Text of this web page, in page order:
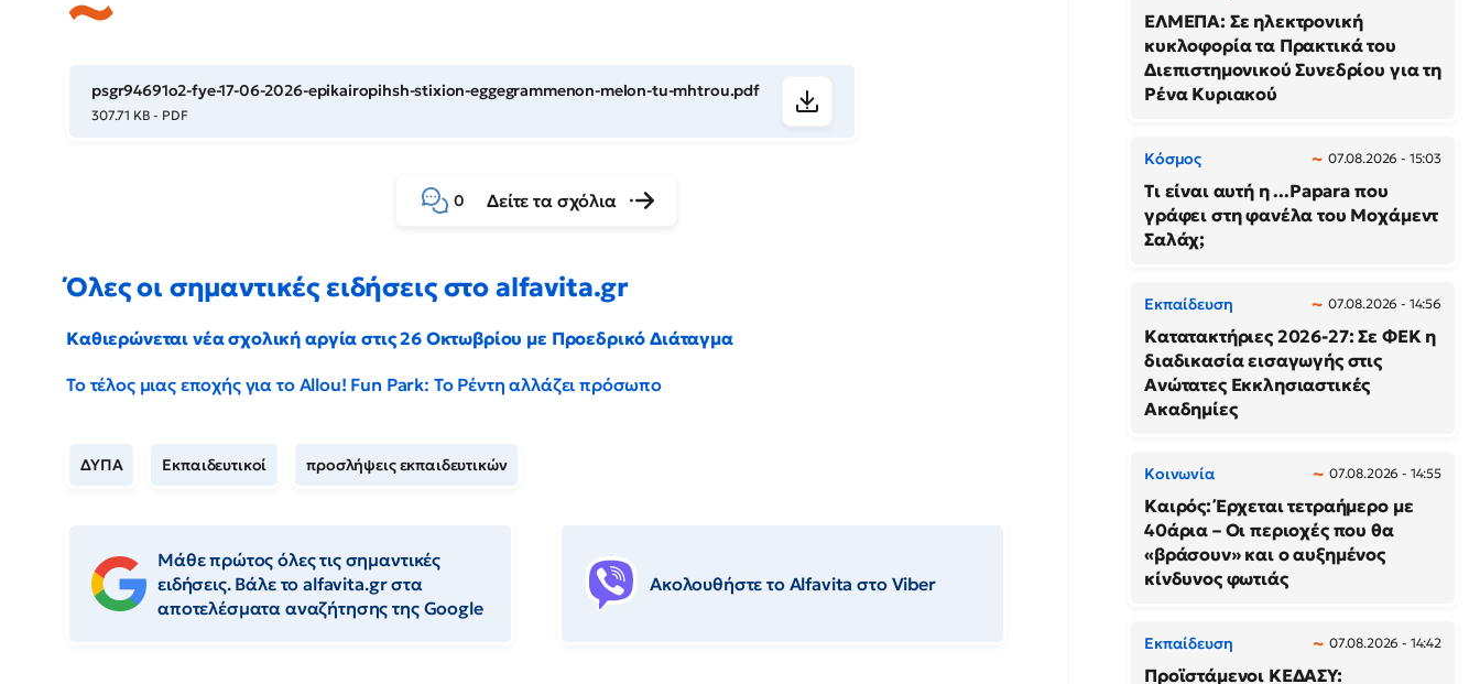
psgr94691o2-fye-17-06-2026-epikairopihsh-stixion-eggegrammenon-melon-tu-mhtrou.pdf
307.71 KB - PDF
0 Δείτε τα σχόλια
Όλες οι σημαντικές ειδήσεις στο alfavita.gr
Καθιερώνεται νέα σχολική αργία στις 26 Οκτωβρίου με Προεδρικό Διάταγμα
Το τέλος μιας εποχής για το Allou! Fun Park: Το Ρέντη αλλάζει πρόσωπο
ΔΥΠΑ Εκπαιδευτικοί προσλήψεις εκπαιδευτικών
Μάθε πρώτος όλες τις σημαντικές
ειδήσεις. Βάλε το alfavita.gr στα
αποτελέσματα αναζήτησης της Google
Ακολουθήστε το Αlfavita στο Viber
ΕΛΜΕΠΑ: Σε ηλεκτρονική
κυκλοφορία τα Πρακτικά του
Διεπιστημονικού Συνεδρίου για τη
Ρένα Κυριακού
Κόσμος 07.08.2026 - 15:03
Τι είναι αυτή η ...Papara που
γράφει στη φανέλα του Μοχάμεντ
Σαλάχ;
Εκπαίδευση 07.08.2026 - 14:56
Κατατακτήριες 2026-27: Σε ΦΕΚ η
διαδικασία εισαγωγής στις
Ανώτατες Εκκλησιαστικές
Ακαδημίες
Κοινωνία 07.08.2026 - 14:55
Καιρός: Έρχεται τετραήμερο με
40άρια – Οι περιοχές που θα
«βράσουν» και ο αυξημένος
κίνδυνος φωτιάς
Εκπαίδευση 07.08.2026 - 14:42
Προϊστάμενοι ΚΕΔΑΣΥ: